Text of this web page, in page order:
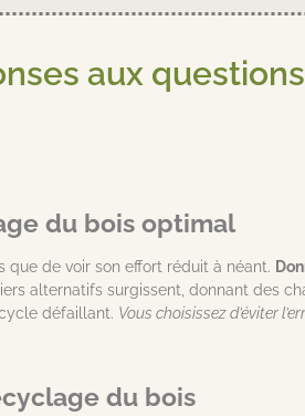
aux
du bois optimal
que de voir son effort réduit à néant.
alternatifs surgissent, donnant des
défaillant. Vous choisissez d’éviter
du bois